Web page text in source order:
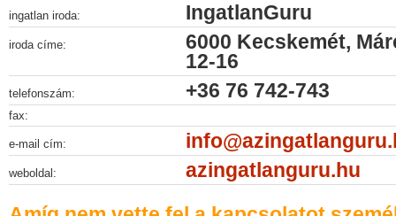
ingatlan iroda: IngatlanGuru
iroda címe:
6000 Kecskemét,
12-16
telefonszám: +36 76 742-743
fax:
e-mail cím:
weboldal:
azingatlanguru.hu